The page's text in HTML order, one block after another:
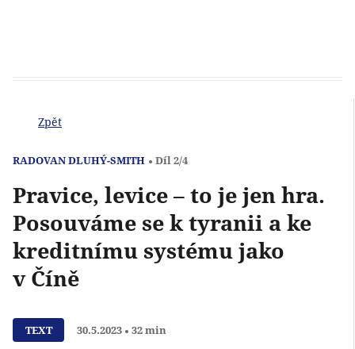
Zpět
RADOVAN DLUHÝ-SMITH Díl 2/4
Pravice, levice – to je jen hra.
Posouváme se k tyranii a ke
kreditnímu systému jako
v Číně
TEXT 30.5.2023 32 min